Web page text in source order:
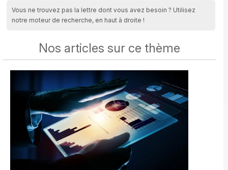
Vous ne trouvez pas la lettre dont vous avez besoin ? Utilisez
notre moteur de recherche, en haut à droite !
Nos articles sur ce thème